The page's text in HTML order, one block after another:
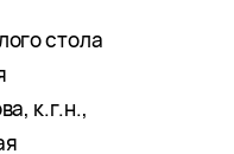
стола
к.г.н.,